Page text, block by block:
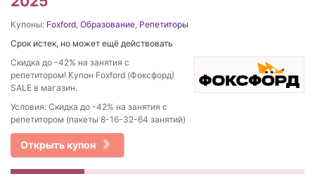
Купоны: Foxford, Образование, Репетиторы
Срок истек, но может ещё действовать
Скидка до -42% на занятия с
репетитором! Купон Foxford (Фоксфорд)
SALE в магазин.
Условия: Скидка до -42% на занятия с
репетитором (пакеты 8-16-32-64 занятий)
Открыть купон